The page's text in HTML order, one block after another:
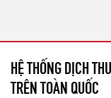
HỆ THỐNG DỊCH
TRÊN TOÀN QUỐC